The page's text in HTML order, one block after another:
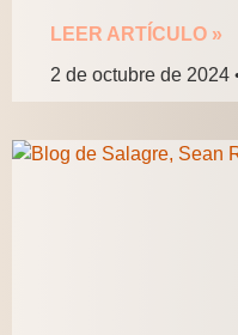
LEER ARTÍCULO »
2 de octubre de 2024